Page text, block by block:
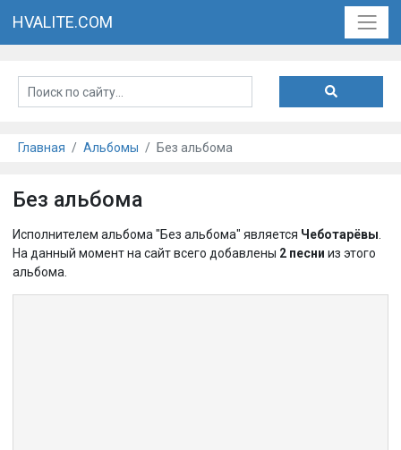
HVALITE.COM
Главная Альбомы Без альбома
Без альбома
Исполнителем альбома "Без альбома" является Чеботарёвы
На данный момент на сайт всего добавлены 2 песни из этого
альбома.